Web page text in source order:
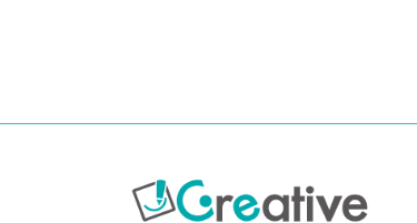
６．個人情報の保存期限、廃棄など